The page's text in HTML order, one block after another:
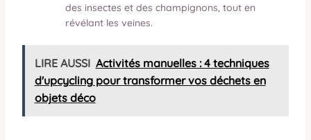
des insectes et des champignons, tout en
révélant les veines.
LIRE AUSSI Activités manuelles : 4 techniques
d'upcycling pour transformer vos déchets en
objets déco